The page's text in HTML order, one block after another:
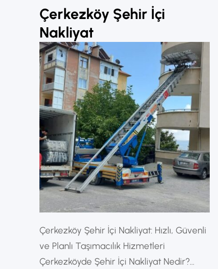
Çerkezköy Şehir İçi
Nakliyat
Çerkezköy Şehir İçi Nakliyat: Hızlı, Güvenli
ve Planlı Taşımacılık Hizmetleri
Çerkezköyde Şehir İçi Nakliyat Nedir?